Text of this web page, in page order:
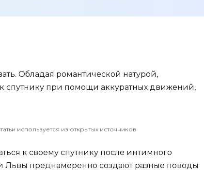
Обладая романтической натурой,
спутнику при помощи аккуратных движений,
используется из открытых источников
к своему спутнику после интимного
преднамеренно создают разные поводы